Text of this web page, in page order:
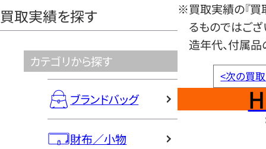
買取実績を探す
カテゴリから探す
ブランドバッグ
財布／小物
※買取実績の『買
るものではござ
造年代、付属品
<次の買